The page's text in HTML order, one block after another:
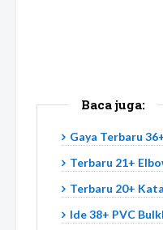
Baca juga:
Gaya Terbaru
Terbaru 21+
Terbaru 20+
Ide 38+ PVC